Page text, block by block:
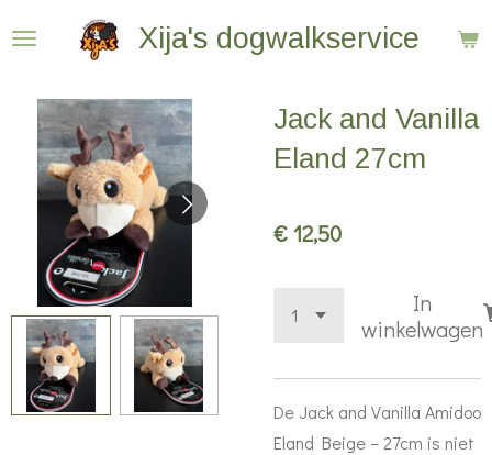
hoofdinhoud
Xija's dogwalkservice
Jack and Vanilla
Eland 27cm
€ 12,50
In
winkelwagen
De Jack and Vanilla Amidoo
Eland Beige – 27cm is niet